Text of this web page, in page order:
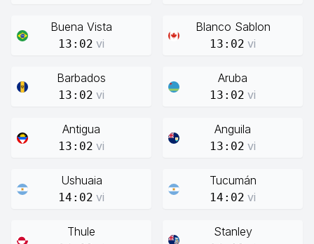
Buena Vista
13:02 vi
Blanco Sablon
13:02 vi
Barbados
13:02 vi
Aruba
13:02 vi
Antigua
13:02 vi
Anguila
13:02 vi
Ushuaia
14:02 vi
Tucumán
14:02 vi
Thule Stanley